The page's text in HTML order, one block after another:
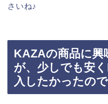
さいね♪
KAZAの商品に興
が、少しでも安
入したかったので